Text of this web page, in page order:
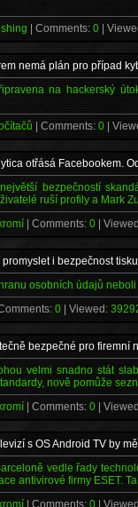
| Comments:0 |
nemá plán pro případ
na hackerský
| Comments:0 |
otřásá Facebookem.
bezpečností
ruší profily a Mark
| Comments:0 |
i bezpečnost
osobních údajů
Comments:0 | Viewed:
bezpečné pro firemní
velmi snadno stát
nově pomůže
| Comments:0 |
s OS Android TV by
vedle řady
antivirové firmy ESET.